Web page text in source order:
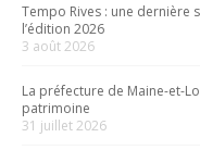
Tempo Rives : une dernière
l’édition 2026
3 août 2026
La préfecture de Maine-et-
patrimoine
31 juillet 2026